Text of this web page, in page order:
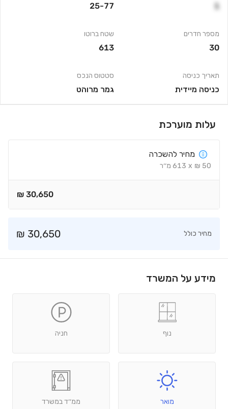
1
מספר חדרים
30
תאריך כניסה
כניסה מיידית
25-77
שטח ברוטו
613
סטטוס הנכס
גמר מרוהט
עלות מוערכת
מחיר להשכרה
50
₪
x
613 מ׳׳ר
30,650
₪
מחיר כולל 30,650
₪
מידע על המשרד
נוף חניה
מואר ממ׳׳ד במשרד